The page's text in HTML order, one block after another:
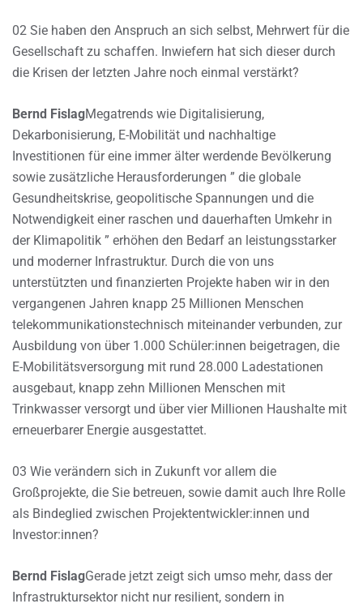
02 Sie haben den Anspruch an sich selbst, Mehrwert für die
Gesellschaft zu schaffen. Inwiefern hat sich dieser durch
die Krisen der letzten Jahre noch einmal verstärkt?
Bernd FislagMegatrends wie Digitalisierung,
Dekarbonisierung, E-Mobilität und nachhaltige
Investitionen für eine immer älter werdende Bevölkerung
sowie zusätzliche Herausforderungen ” die globale
Gesundheitskrise, geopolitische Spannungen und die
Notwendigkeit einer raschen und dauerhaften Umkehr in
der Klimapolitik ” erhöhen den Bedarf an leistungsstarker
und moderner Infrastruktur. Durch die von uns
unterstützten und finanzierten Projekte haben wir in den
vergangenen Jahren knapp 25 Millionen Menschen
telekommunikationstechnisch miteinander verbunden, zur
Ausbildung von über 1.000 Schüler:innen beigetragen, die
E-Mobilitätsversorgung mit rund 28.000 Ladestationen
ausgebaut, knapp zehn Millionen Menschen mit
Trinkwasser versorgt und über vier Millionen Haushalte mit
erneuerbarer Energie ausgestattet.
03 Wie verändern sich in Zukunft vor allem die
Großprojekte, die Sie betreuen, sowie damit auch Ihre Rolle
als Bindeglied zwischen Projektentwickler:innen und
Investor:innen?
Bernd FislagGerade jetzt zeigt sich umso mehr, dass der
Infrastruktursektor nicht nur resilient, sondern in